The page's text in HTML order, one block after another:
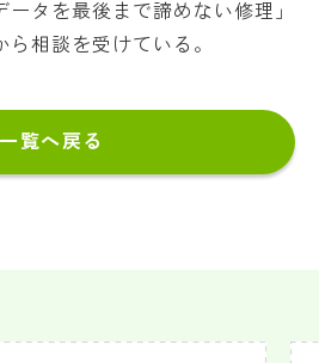
ータを最後まで諦めない修理」
相談を受けている。
一覧へ戻る